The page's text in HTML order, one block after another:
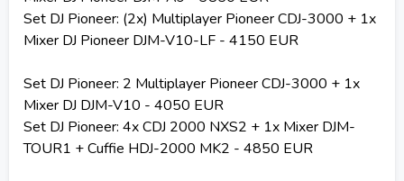
Set DJ Pioneer: (2x) Multiplayer Pioneer CDJ-3000 + 1x
Mixer DJ Pioneer DJM-V10-LF - 4150 EUR
Set DJ Pioneer: 2 Multiplayer Pioneer CDJ-3000 + 1x
Mixer DJ DJM-V10 - 4050 EUR
Set DJ Pioneer: 4x CDJ 2000 NXS2 + 1x Mixer DJM-
TOUR1 + Cuffie HDJ-2000 MK2 - 4850 EUR